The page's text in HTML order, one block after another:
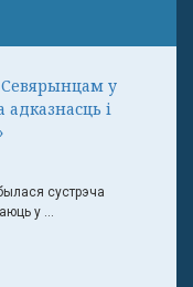
Севярынцам у
адказнасць і
сустрэча
у ...